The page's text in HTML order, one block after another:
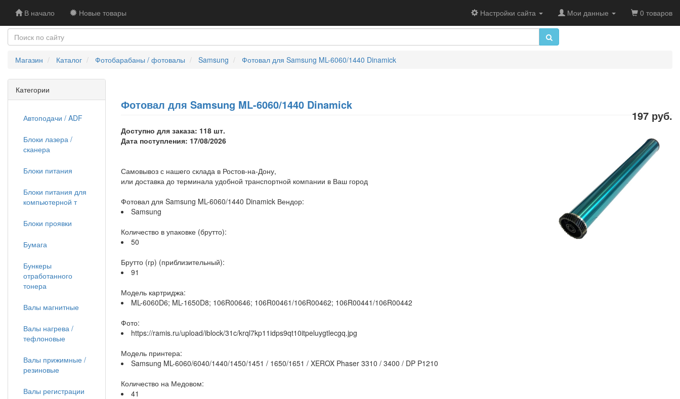
В начало Новые товары Настройки сайта Мои данные 0 товаров
Магазин Каталог Фотобарабаны / фотовалы Samsung Фотовал для Samsung ML-6060/1440 Dinamick
Фотовал для Samsung ML-6060/1440 Dinamick
197 руб.
Доступно для заказа: 118 шт.
Дата поступления: 17/08/2026
Самовывоз с нашего склада в Ростов-на-Дону,
или доставка до терминала удобной транспортной компании в Ваш город
Фотовал для Samsung ML-6060/1440 Dinamick Вендор:
Samsung
Количество в упаковке (брутто):
50
Брутто (гр) (приблизительный):
91
Модель картриджа:
ML-6060D6; ML-1650D8; 106R00646; 106R00461/106R00462; 106R00441/106R00442
Фото:
https://ramis.ru/upload/iblock/31c/krql7kp11idps9qt10itpeluygtlecgq.jpg
Модель принтера:
Samsung ML-6060/6040/1440/1450/1451 / 1650/1651 / XEROX Phaser 3310 / 3400 / DP P1210
Количество на Медовом:
41
Категории
Автоподачи / ADF
Блоки лазера /
сканера
Блоки питания
Блоки питания для
компьютерной т
Блоки проявки
Бумага
Бункеры
отработанного
тонера
Валы магнитные
Валы нагрева /
тефлоновые
Валы прижимные /
резиновые
Валы регистрации